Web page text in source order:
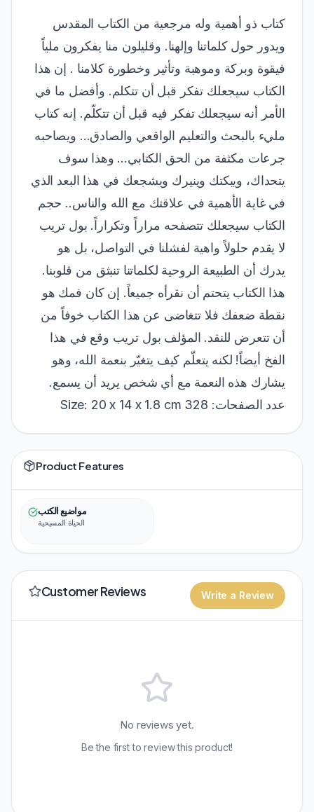
كتاب ذو أهمية وله مرجعية من الكتاب المقدس
ويدور حول كلماتنا وإلهنا. وقليلون منا يفكرون ملياً
فيقوة وبركة وموهبة وتأثير وخطورة كلامنا . إن هذا
الكتاب سيجعلك تفكر قبل أن تتكلم. وأفضل ما في
الأمر أنه سيجعلك تفكر فيه قبل أن تتكلّم. إنه كتاب
مليء بالبحث والتعليم الواقعي والصادق... ويصاحبه
جرعات مكثفة من الحق الكتابي... وهذا سوف
يتحداك، ويبكتك وينيرك ويشجعك في هذا البعد الذي
في غاية الأهمية في علاقتك مع الله والناس.. حجم
الكتاب سيجعلك تتصفحه مراراً وتكراراً. بول تريب
لا يقدم حلولاً واهية لفشلنا في التواصل، بل هو
يدرك أن الطبيعة الروحية لكلماتنا تنبثق من قلوبنا.
هذا الكتاب يتحتم أن نقرأه جميعاً. إن كان فمك هو
نقطة ضعفك فلا تتغاضى عن هذا الكتاب خوفاً من
أن تتعرض للنقد. المؤلف بول تريب وقع في هذا
الفخ أيضاً! لكنه يتعلّم كيف يتغيّر بنعمة الله، وهو
يشارك هذه النعمة مع أي شخص يريد أن يسمع.
عدد الصفحات: 328 Size: 20 x 14 x 1.8 cm
Product Features
مواضيع الكتب
الحياة المسيحية
Customer Reviews Write a Review
No reviews yet.
Be the first to review this product!